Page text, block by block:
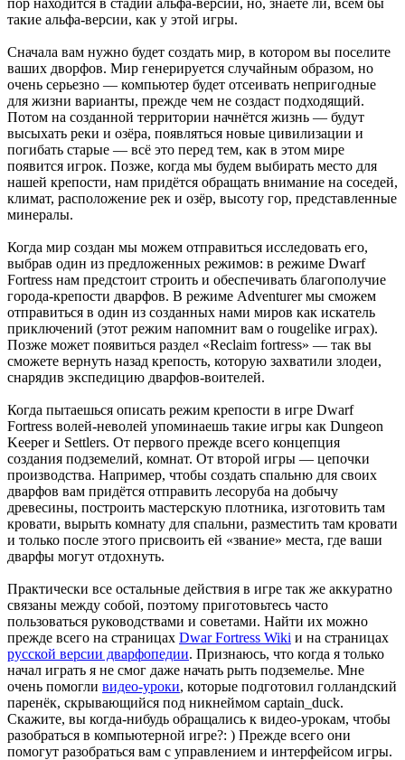
такие альфа-версии, как у этой игры.
Сначала вам нужно будет создать мир, в котором вы поселите
ваших дворфов. Мир генерируется случайным образом, но
очень серьезно — компьютер будет отсеивать непригодные
для жизни варианты, прежде чем не создаст подходящий.
Потом на созданной территории начнётся жизнь — будут
высыхать реки и озёра, появляться новые цивилизации и
погибать старые — всё это перед тем, как в этом мире
появится игрок. Позже, когда мы будем выбирать место для
нашей крепости, нам придётся обращать внимание на соседей,
климат, расположение рек и озёр, высоту гор, представленные
минералы.
Когда мир создан мы можем отправиться исследовать его,
выбрав один из предложенных режимов: в режиме Dwarf
Fortress нам предстоит строить и обеспечивать благополучие
города-крепости дварфов. В режиме Adventurer мы сможем
отправиться в один из созданных нами миров как искатель
приключений (этот режим напомнит вам о rougelike играх).
Позже может появиться раздел «Reclaim fortress» — так вы
сможете вернуть назад крепость, которую захватили злодеи,
снарядив экспедицию дварфов-воителей.
Когда пытаешься описать режим крепости в игре Dwarf
Fortress волей-неволей упоминаешь такие игры как Dungeon
Keeper и Settlers. От первого прежде всего концепция
создания подземелий, комнат. От второй игры — цепочки
производства. Например, чтобы создать спальню для своих
дварфов вам придётся отправить лесоруба на добычу
древесины, построить мастерскую плотника, изготовить там
кровати, вырыть комнату для спальни, разместить там кровати
и только после этого присвоить ей «звание» места, где ваши
дварфы могут отдохнуть.
Практически все остальные действия в игре так же аккуратно
связаны между собой, поэтому приготовьтесь часто
пользоваться руководствами и советами. Найти их можно
прежде всего на страницах Dwar Fortress Wiki и на страницах
русской версии дварфопедии. Признаюсь, что когда я только
начал играть я не смог даже начать рыть подземелье. Мне
очень помогли видео-уроки, которые подготовил голландский
паренёк, скрывающийся под никнеймом captain_duck.
Скажите, вы когда-нибудь обращались к видео-урокам, чтобы
разобраться в компьютерной игре?: ) Прежде всего они
помогут разобраться вам с управлением и интерфейсом игры.